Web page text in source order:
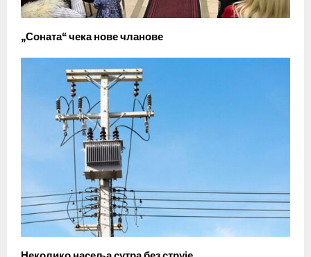
„Соната“ чека нове чланове